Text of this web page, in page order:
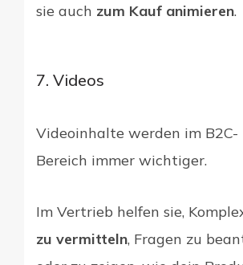
sie auch zum Kauf animieren.
7. Videos
Videoinhalte werden im B2C-
Bereich immer wichtiger.
Im Vertrieb helfen sie,
zu vermitteln, Fragen zu